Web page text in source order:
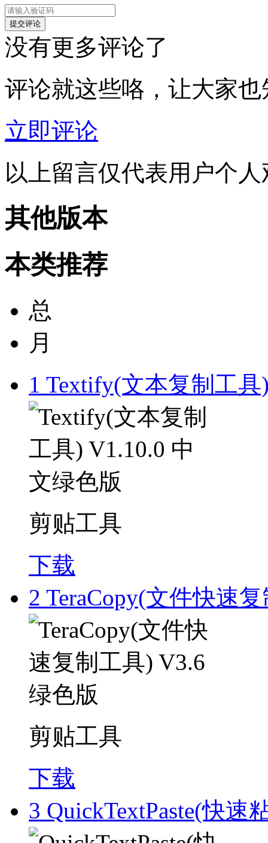
没有更多评论了
评论就这些咯，让大家
立即评论
以上留言仅代表用户个
其他版本
本类推荐
总
月
1 Textify(文本复制工
剪贴工具
下载
2 TeraCopy(文件快速
剪贴工具
下载
3 QuickTextPaste(快速